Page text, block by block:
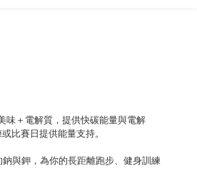
味＋電解質，提供快碳能量與電解
比賽日提供能量支持。
與鉀，為你的長距離跑步、健身訓練